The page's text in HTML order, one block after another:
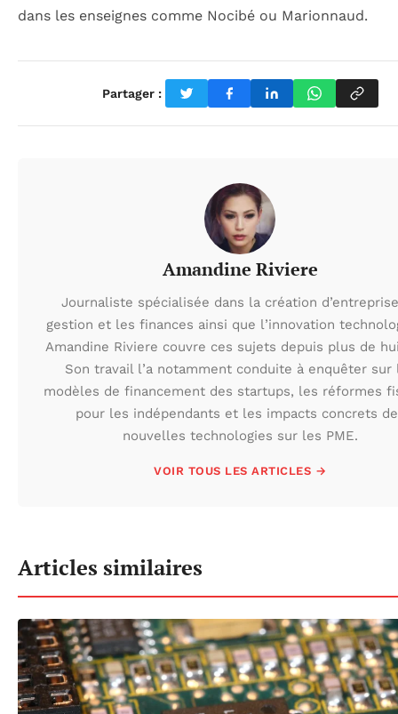
dans les enseignes comme Nocibé ou Marionnaud.
Partager :
Amandine Riviere
Journaliste spécialisée dans la création
gestion et les finances ainsi que l’innovation
Amandine Riviere couvre ces sujets depuis plus de
Son travail l’a notamment conduite à enquêter sur
modèles de financement des startups, les réformes
pour les indépendants et les impacts concrets
nouvelles technologies sur les PME.
VOIR TOUS LES ARTICLES →
Articles similaires